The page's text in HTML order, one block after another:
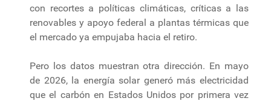
con recortes a políticas climáticas, críticas a las
renovables y apoyo federal a plantas térmicas que
el mercado ya empujaba hacia el retiro.
Pero los datos muestran otra dirección. En mayo
de 2026, la energía solar generó más electricidad
que el carbón en Estados Unidos por primera vez